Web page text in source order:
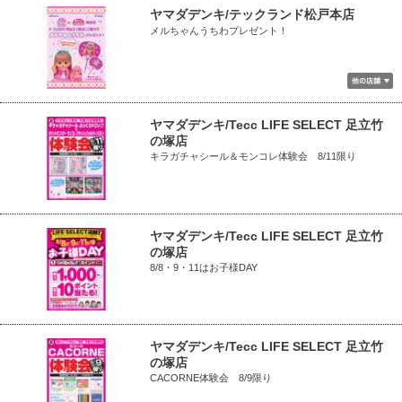
ヤマダデンキ/テックランド松戸本店
メルちゃんうちわプレゼント！
ヤマダデンキ/Tecc LIFE SELECT 足立竹
の塚店
キラガチャシール＆モンコレ体験会 8/11限り
ヤマダデンキ/Tecc LIFE SELECT 足立竹
の塚店
8/8・9・11はお子様DAY
ヤマダデンキ/Tecc LIFE SELECT 足立竹
の塚店
CACORNE体験会 8/9限り